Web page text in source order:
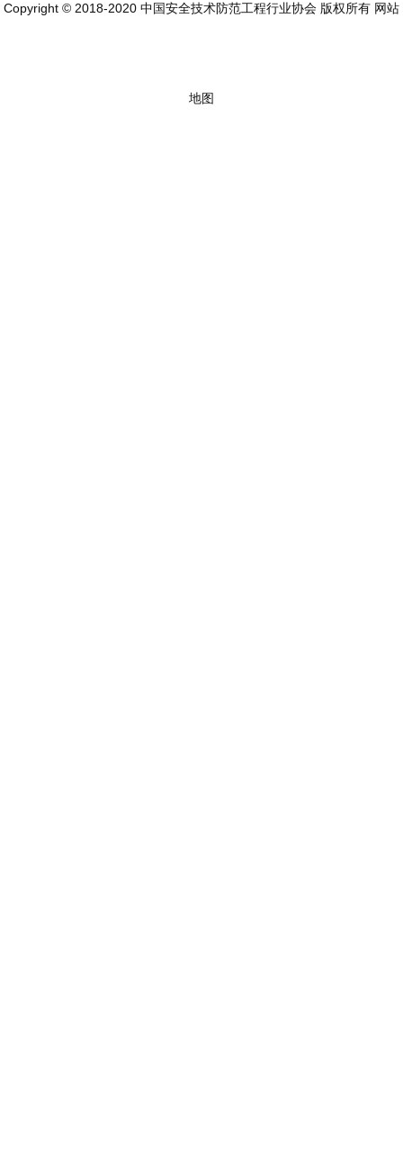
Copyright © 2018-2020 中国安全技术防范工程行业协会 版权所有 网站
地图